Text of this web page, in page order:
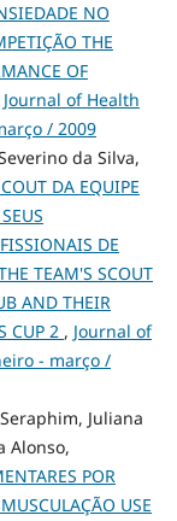
NO
THE
OF
Journal of Health
/ 2009
da Silva,
DA EQUIPE
DE
TEAM'S SCOUT
AND THEIR
CUP 2 , Journal of
- março /
Juliana
Alonso,
POR
USE